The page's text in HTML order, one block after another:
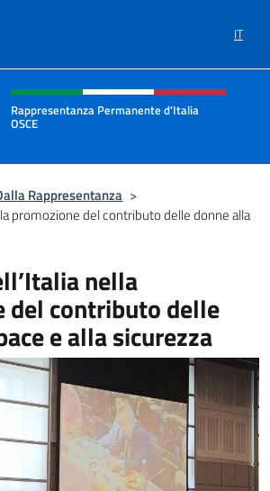
IT
sito, social e menù
Rappresentanza Permanente d'Italia
OSCE
Rappresentanza >
promozione del contributo delle donne alla
nella
del contributo delle
e alla sicurezza